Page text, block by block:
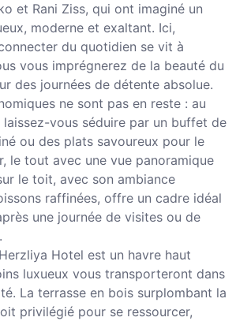
et Rani Ziss, qui ont imaginé un
moderne et exaltant. Ici,
du quotidien se vit à
vous imprégnerez de la beauté du
des journées de détente absolue.
ne sont pas en reste : au
laissez-vous séduire par un buffet de
ou des plats savoureux pour le
le tout avec une vue panoramique
le toit, avec son ambiance
raffinées, offre un cadre idéal
une journée de visites ou de
Hotel est un havre haut
luxueux vous transporteront dans
La terrasse en bois surplombant la
privilégié pour se ressourcer,